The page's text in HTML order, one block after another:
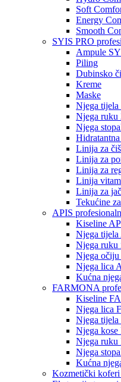
Soft
Energy
Smooth
SYIS PRO
Ampule
Piling
Dubinsko
Kreme
Maske
Njega
Njega ruku
Njega
Linija za
Linija za
Linija za
Linija
Linija za
Tekućine
APIS
Kiseline
Njega tijela
Njega ruku
Njega očiju
Njega lica
Kućna
FARMONA
Kiseline
Njega lica
Njega
Njega
Njega
Njega
Kućna
Kozmetički